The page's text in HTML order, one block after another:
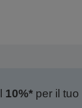
10%*per il tuo